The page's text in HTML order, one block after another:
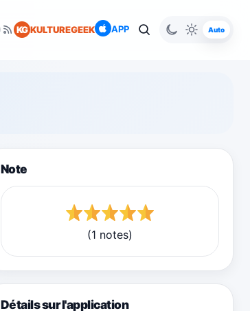
KG KULTUREGEEK APP Auto
Note
(1 notes)
Détails sur l'application